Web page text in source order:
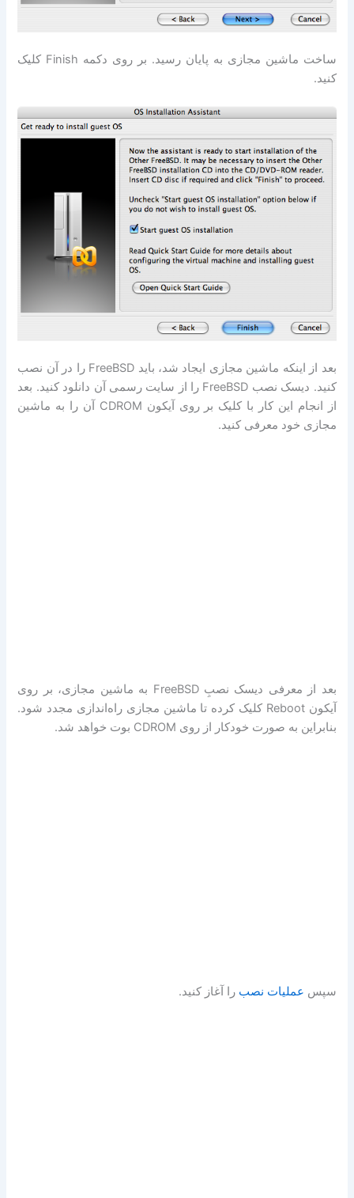
ساخت ماشین مجازی به پایان رسید. بر روی دکمه Finish کلیک
کنید.
بعد از اینکه ماشین مجازی ایجاد شد، باید FreeBSD را در آن نصب
کنید. دیسک نصب FreeBSD را از سایت رسمی آن دانلود کنید. بعد
از انجام این کار با کلیک بر روی آیکون CDROM آن را به ماشین
مجازی خود معرفی کنید.
بعد از معرفی دیسک نصبِ FreeBSD به ماشین مجازی، بر روی
آیکون Reboot کلیک کرده تا ماشین مجازی راه‌اندازی مجدد شود.
بنابراین به صورت خودکار از روی CDROM بوت خواهد شد.
سپس عملیات نصب را آغاز کنید.